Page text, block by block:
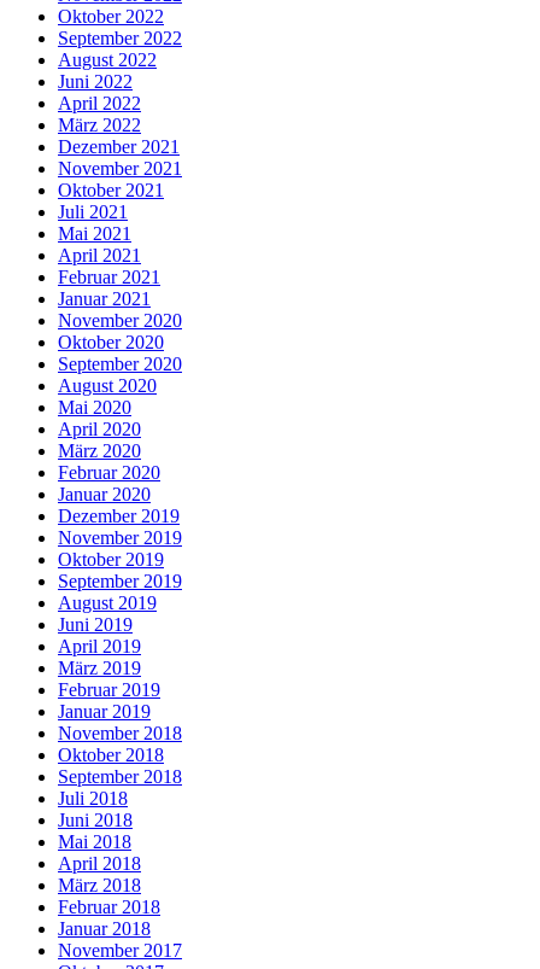
Oktober 2022
September 2022
August 2022
Juni 2022
April 2022
März 2022
Dezember 2021
November 2021
Oktober 2021
Juli 2021
Mai 2021
April 2021
Februar 2021
Januar 2021
November 2020
Oktober 2020
September 2020
August 2020
Mai 2020
April 2020
März 2020
Februar 2020
Januar 2020
Dezember 2019
November 2019
Oktober 2019
September 2019
August 2019
Juni 2019
April 2019
März 2019
Februar 2019
Januar 2019
November 2018
Oktober 2018
September 2018
Juli 2018
Juni 2018
Mai 2018
April 2018
März 2018
Februar 2018
Januar 2018
November 2017